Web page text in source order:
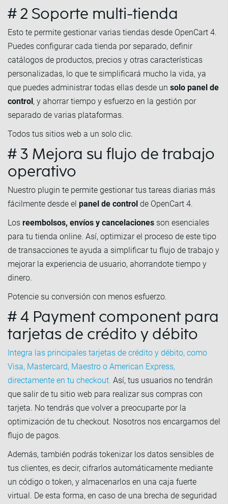
# 2 Soporte multi-tienda
Esto te permite gestionar varias tiendas desde OpenCart 4.
Puedes configurar cada tienda por separado, definir
catálogos de productos, precios y otras características
personalizadas, lo que te simplificará mucho la vida, ya
que puedes administrar todas ellas desde un solo panel de
control, y ahorrar tiempo y esfuerzo en la gestión por
separado de varias plataformas.
Todos tus sitios web a un solo clic.
# 3 Mejora su flujo de trabajo
operativo
Nuestro plugin te permite gestionar tus tareas diarias más
fácilmente desde el panel de control de OpenCart 4.
Los reembolsos, envíos y cancelaciones son esenciales
para tu tienda online. Así, optimizar el proceso de este tipo
de transacciones te ayuda a simplificar tu flujo de trabajo y
mejorar la experiencia de usuario, ahorrandote tiempo y
dinero.
Potencie su conversión con menos esfuerzo.
# 4 Payment component para
tarjetas de crédito y débito
Integra las principales tarjetas de crédito y débito, como
Visa, Mastercard, Maestro o American Express,
directamente en tu checkout. Así, tus usuarios no tendrán
que salir de tu sitio web para realizar sus compras con
tarjeta. No tendrás que volver a preocuparte por la
optimización de tu checkout. Nosotros nos encargamos del
flujo de pagos.
Además, también podrás tokenizar los datos sensibles de
tus clientes, es decir, cifrarlos automáticamente mediante
un código o token, y almacenarlos en una caja fuerte
virtual. De esta forma, en caso de una brecha de seguridad